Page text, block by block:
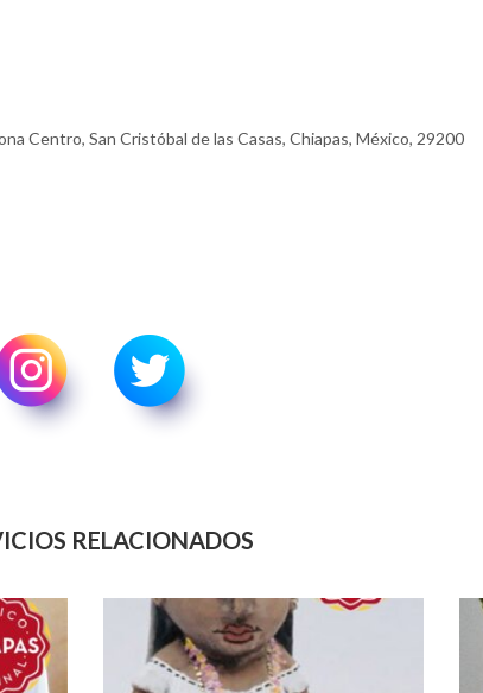
Centro, San Cristóbal de las Casas, Chiapas, México, 29200
RELACIONADOS